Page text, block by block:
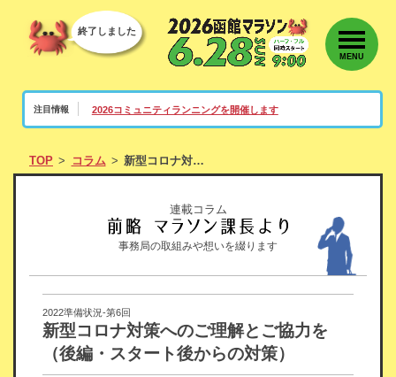
MENU
注目情報 2026コミュニティランニングを開催します
終了しました
TOP コラム 新型コロナ対策へのご理解とご協力を（後編・スタート後からの対策）
連載コラム
事務局の取組みや想いを綴ります
2022準備状況-第6回
新型コロナ対策へのご理解とご協力を
（後編・スタート後からの対策）